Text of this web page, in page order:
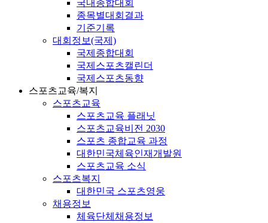
국내종합대회
종목별대회결과
기준기록
대회정보(국제)
국제종합대회
국제스포츠캘린더
국제스포츠동향
스포츠교육/복지
스포츠교육
스포츠교육 플래닛
스포츠교육비전 2030
스포츠 종합교육 과정
대한민국체육인재개발원
스포츠교육 소식
스포츠복지
대한민국 스포츠영웅
채용정보
체육단체채용정보